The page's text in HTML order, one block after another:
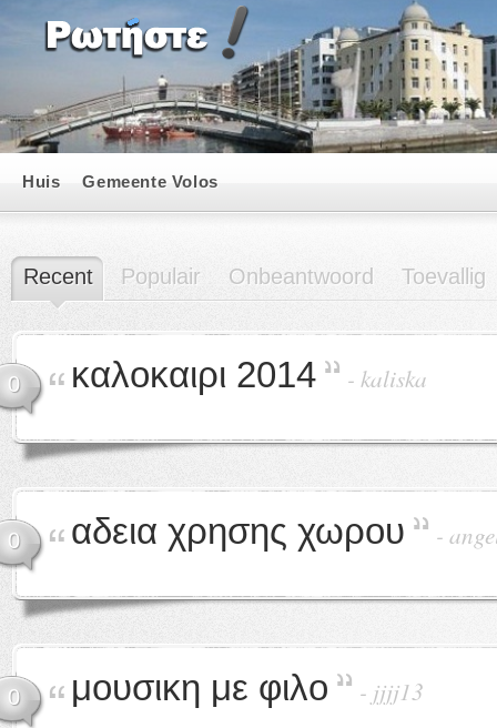
Huis Gemeente Volos
Recent Populair Onbeantwoord Toevallig
0 καλοκαιρι 2014 - kaliska
0 αδεια χρησης χωρου -
0 μουσικη με φιλο - jjjj13